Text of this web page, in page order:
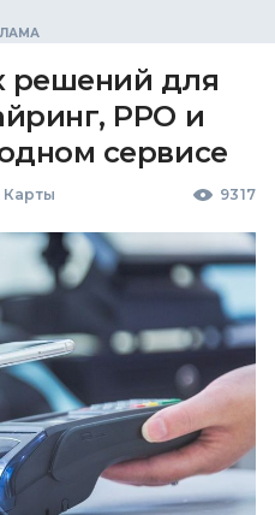
решений для
РРО и
сервисе
Карты 9317